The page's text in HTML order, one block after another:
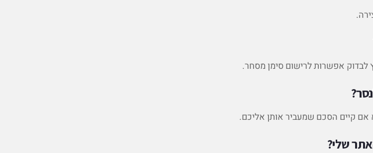
אפשרות לרישום סימן מסחר.
אם קיים הסכם שמעביר אותן אליכם.
שלי?